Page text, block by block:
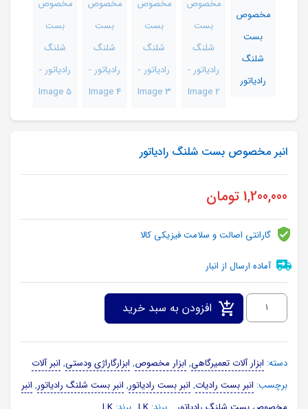
انبر مخصوص بست شلنگ رادیاتور
1,200,000تومان
گارانتی اصالت و سلامت فیزیکی کالا
آماده ارسال از انبار
مخصوص
شلنگ
رادیاتور
افزودن به سبد خرید
دسته: ابزار آلات تعمیرگاهی, ابزار مخصوص, ابزارگاراژی ودستی, انبر آلات
برچسب: انبر بست رادیات, انبر بست رادیاتور, انبر بست شلنگ رادیاتور, انبر